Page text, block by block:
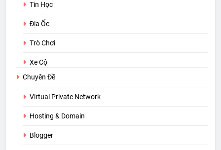
Tin Học
Địa Ốc
Trò Chơi
Xe Cộ
Chuyên Đề
Virtual Private Network
Hosting & Domain
Blogger